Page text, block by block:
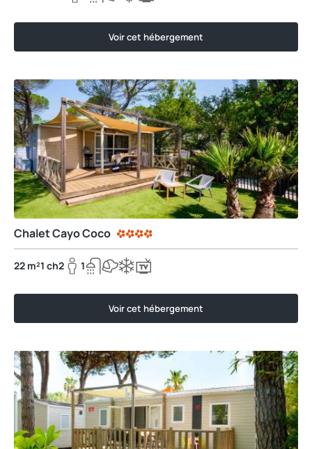
Voir cet hébergement
Chalet Cayo Coco
22 m²1 ch2 1
Voir cet hébergement